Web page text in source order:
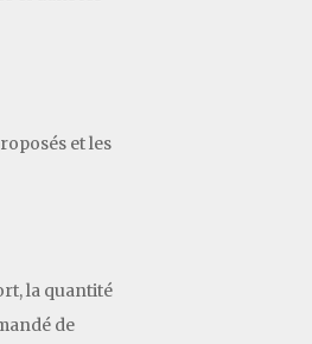
et les
la quantité
de